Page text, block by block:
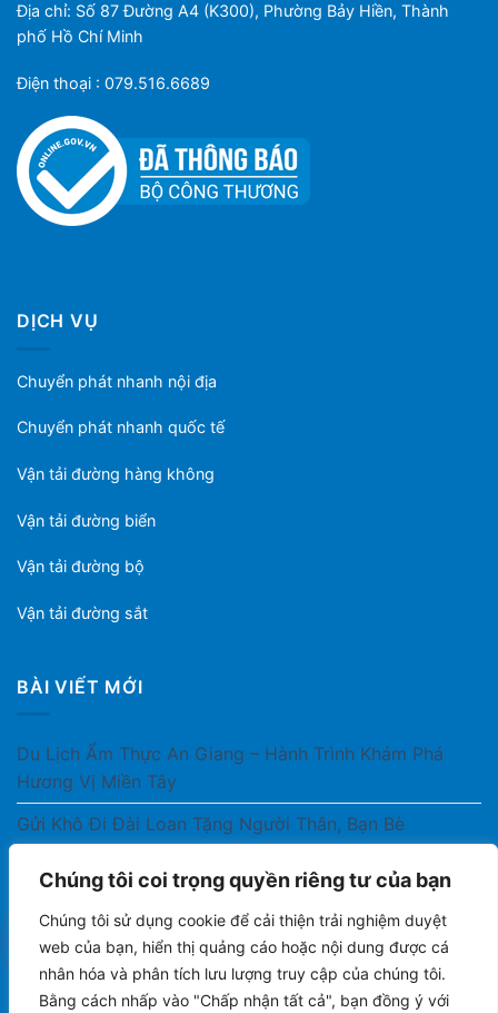
Chúng tôi coi trọng quyền riêng tư của bạn
Chúng tôi sử dụng cookie để cải thiện trải nghiệm duyệt
web của bạn, hiển thị quảng cáo hoặc nội dung được cá
nhân hóa và phân tích lưu lượng truy cập của chúng tôi.
Bằng cách nhấp vào "Chấp nhận tất cả", bạn đồng ý với
Địa chỉ: Số 87 Đường A4 (K300), Phường Bảy Hiền, Thành
phố Hồ Chí Minh
Điện thoại : 079.516.6689
DỊCH VỤ
Chuyển phát nhanh nội địa
Chuyển phát nhanh quốc tế
Vận tải đường hàng không
Vận tải đường biển
Vận tải đường bộ
Vận tải đường sắt
BÀI VIẾT MỚI
Du Lịch Ẩm Thực An Giang – Hành Trình Khám Phá
Hương Vị Miền Tây
Gửi Khô Đi Đài Loan Tặng Người Thân, Bạn Bè
Gửi Thuốc Cho Người Thân Ở Nước Ngoài Có Được
Không?
Gửi Công Văn, Tài Liệu Hỏa Tốc Từ Nam Ra Bắc
Gửi Cà Phê Đóng Gói Sang Áo Có Được Không?